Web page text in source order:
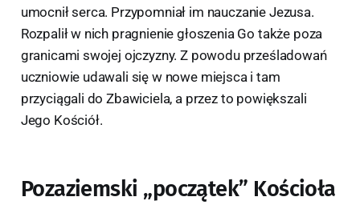
umocnił serca. Przypomniał im nauczanie Jezusa.
Rozpalił w nich pragnienie głoszenia Go także poza
granicami swojej ojczyzny. Z powodu prześladowań
uczniowie udawali się w nowe miejsca i tam
przyciągali do Zbawiciela, a przez to powiększali
Jego Kościół.
Pozaziemski „początek” Kościoła